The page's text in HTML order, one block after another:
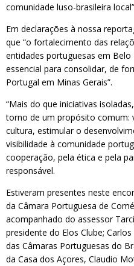
comunidade luso-brasileira
Em declarações à nossa
que “o fortalecimento das
entidades portuguesas em
essencial para consolidar, de
Portugal em Minas Gerais”.
“Mais do que iniciativas
torno de um propósito comum:
cultura, estimular o
visibilidade à comunidade
cooperação, pela ética e pela
responsável.
Estiveram presentes neste
da Câmara Portuguesa de
acompanhado do assessor
presidente do Elos Clube;
das Câmaras Portuguesas do
da Casa dos Açores, Claudio